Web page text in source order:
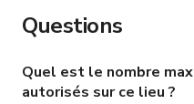
Questions
Quel est le nombre
autorisés sur ce lieu ?